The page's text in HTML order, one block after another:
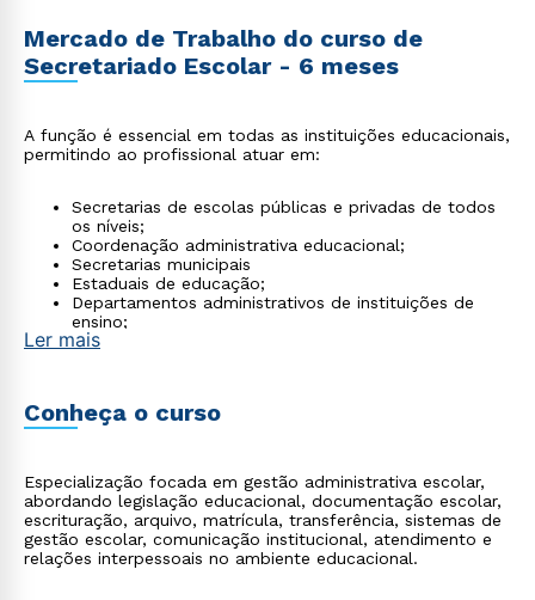
Mercado de Trabalho do curso de
Secretariado Escolar - 6 meses
A função é essencial em todas as instituições educacionais,
permitindo ao profissional atuar em:
Secretarias de escolas públicas e privadas de todos
os níveis;
Coordenação administrativa educacional;
Secretarias municipais
Estaduais de educação;
Departamentos administrativos de instituições de
ensino;
Consultorias em gestão escolar.
Ler mais
Conheça o curso
Especialização focada em gestão administrativa escolar,
abordando legislação educacional, documentação escolar,
escrituração, arquivo, matrícula, transferência, sistemas de
gestão escolar, comunicação institucional, atendimento e
relações interpessoais no ambiente educacional.